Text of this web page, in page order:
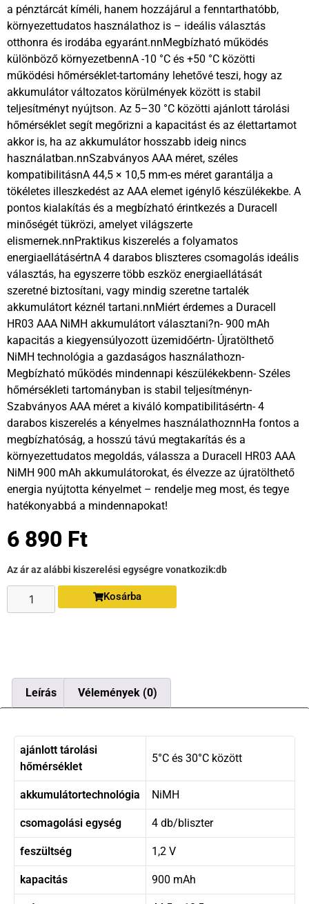
a pénztárcát kíméli, hanem hozzájárul a fenntarthatóbb,
környezettudatos használathoz is – ideális választás
otthonra és irodába egyaránt.nnMegbízható működés
különböző környezetbennA -10 °C és +50 °C közötti
működési hőmérséklet-tartomány lehetővé teszi, hogy az
akkumulátor változatos körülmények között is stabil
teljesítményt nyújtson. Az 5–30 °C közötti ajánlott tárolási
hőmérséklet segít megőrizni a kapacitást és az élettartamot
akkor is, ha az akkumulátor hosszabb ideig nincs
használatban.nnSzabványos AAA méret, széles
kompatibilitásnA 44,5 × 10,5 mm-es méret garantálja a
tökéletes illeszkedést az AAA elemet igénylő készülékekbe. A
pontos kialakítás és a megbízható érintkezés a Duracell
minőségét tükrözi, amelyet világszerte
elismernek.nnPraktikus kiszerelés a folyamatos
energiaellátásértnA 4 darabos bliszteres csomagolás ideális
választás, ha egyszerre több eszköz energiaellátását
szeretné biztosítani, vagy mindig szeretne tartalék
akkumulátort kéznél tartani.nnMiért érdemes a Duracell
HR03 AAA NiMH akkumulátort választani?n- 900 mAh
kapacitás a kiegyensúlyozott üzemidőértn- Újratölthető
NiMH technológia a gazdaságos használathozn-
Megbízható működés mindennapi készülékekbenn- Széles
hőmérsékleti tartományban is stabil teljesítményn-
Szabványos AAA méret a kiváló kompatibilitásértn- 4
darabos kiszerelés a kényelmes használathoznnHa fontos a
megbízhatóság, a hosszú távú megtakarítás és a
környezettudatos megoldás, válassza a Duracell HR03 AAA
NiMH 900 mAh akkumulátorokat, és élvezze az újratölthető
energia nyújtotta kényelmet – rendelje meg most, és tegye
hatékonyabbá a mindennapokat!
6 890 Ft
Az ár az alábbi kiszerelési egységre vonatkozik:db
Kosárba
Leírás Vélemények (0)
ajánlott tárolási
hőmérséklet
5°C és 30°C között
akkumulátortechnológia NiMH
csomagolási egység 4 db/bliszter
feszültség 1,2 V
kapacitás 900 mAh